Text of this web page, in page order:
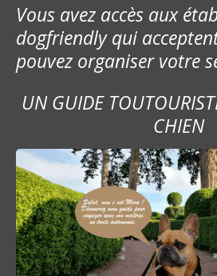
Vous avez accès aux
dogfriendly qui
pouvez organiser votre
UN GUIDE
CHIEN